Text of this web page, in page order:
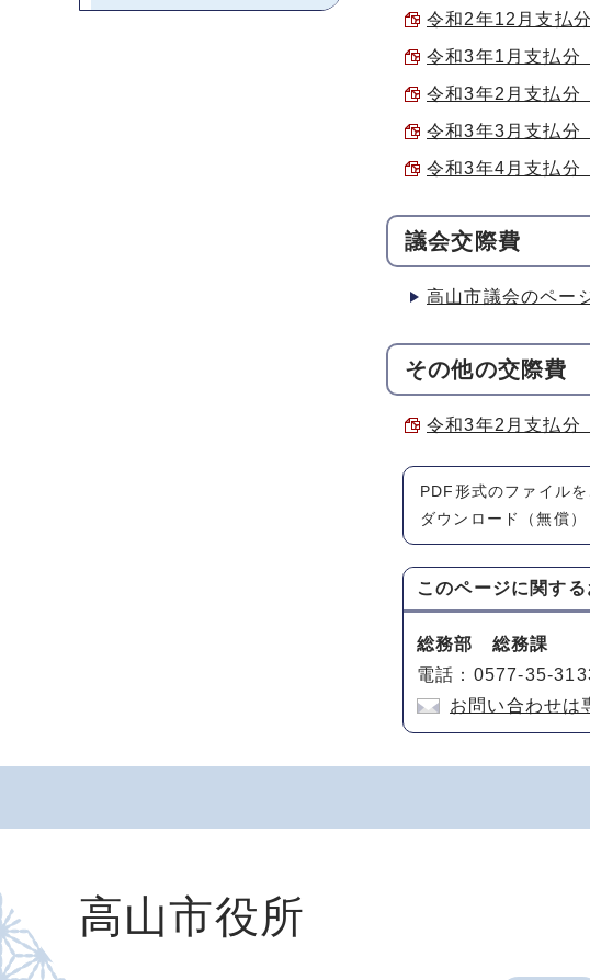
令和2年12月支払
令和3年1月支払分
令和3年2月支払分
令和3年3月支払分
令和3年4月支払分
議会交際費
高山市議会のペー
その他の交際費
令和3年2月支払分
PDF形式のファイル
ダウンロード（無償
このページに関する
総務部 総務課
電話：0577-35-
お問い合わせは
高山市役所